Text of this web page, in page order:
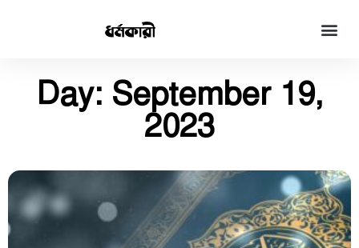
Day: September 19,
2023